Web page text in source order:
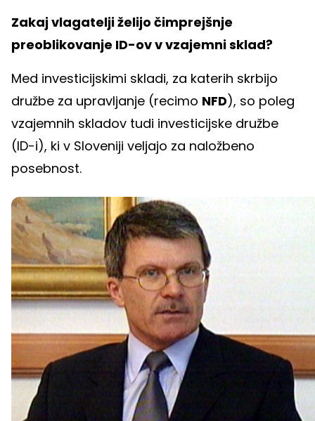
Zakaj vlagatelji želijo čimprejšnje
preoblikovanje ID-ov v vzajemni sklad?
Med investicijskimi skladi, za katerih skrbijo
družbe za upravljanje (recimo NFD), so poleg
vzajemnih skladov tudi investicijske družbe
(ID-i), ki v Sloveniji veljajo za naložbeno
posebnost.